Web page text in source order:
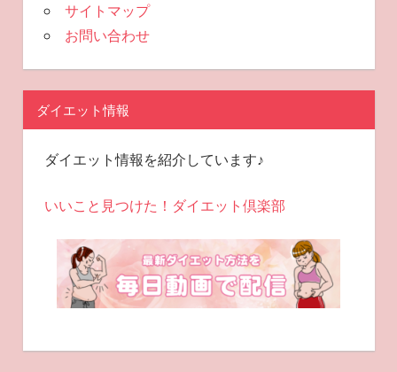
サイトマップ
お問い合わせ
ダイエット情報
ダイエット情報を紹介しています♪
いいこと見つけた！ダイエット倶楽部